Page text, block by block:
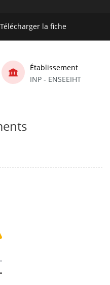
Télécharger la fiche
Établissement
INP - ENSEEIHT